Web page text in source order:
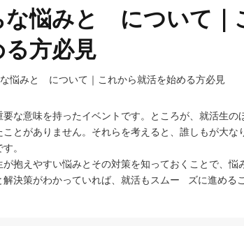
な悩みと について｜
方必見
な意味を持ったイベントです。ところが、就活生の
とがありません。それらを考えると、誰しもが大な
。
抱えやすい悩みとその対策を知っておくことで、悩
決策がわかっていれば、就活もスムー ズに進める